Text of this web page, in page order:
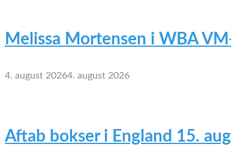
Melissa Mortensen i WBA
4. august 20264. august 2026
Aftab bokser i England 15.